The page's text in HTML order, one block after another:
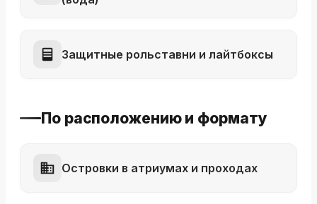
Защитные рольставни и лайтбоксы
По расположению и формату
Островки в атриумах и проходах